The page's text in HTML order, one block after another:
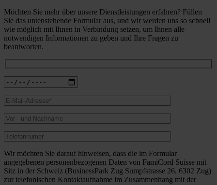
Möchten Sie mehr über unsere Dienstleistungen erfahren? Füllen
Sie das untenstehende Formular aus, und wir werden uns so schnell
wie möglich mit Ihnen in Verbindung setzen, um Ihnen alle
notwendigen Informationen zu geben und Ihre Fragen zu
beantworten.
Wir möchten Sie darauf hinweisen, dass die im Formular
angegebenen personenbezogenen Daten von FamiCord Suisse mit
Sitz in der Schweiz (BusinessPark Zug Sumpfstrasse 26, 6302 Zug)
zur telefonischen Kontaktaufnahme im Zusammenhang mit der